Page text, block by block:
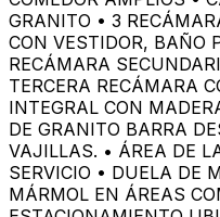
GRANITO • 3
CON VESTIDOR, BAÑO
RECÁMARA
TERCERA RECÁMARA
INTEGRAL CON
DE GRANITO BARRA
VAJILLAS. • ÁREA DE
SERVICIO • DUELA DE
MÁRMOL EN ÁREAS